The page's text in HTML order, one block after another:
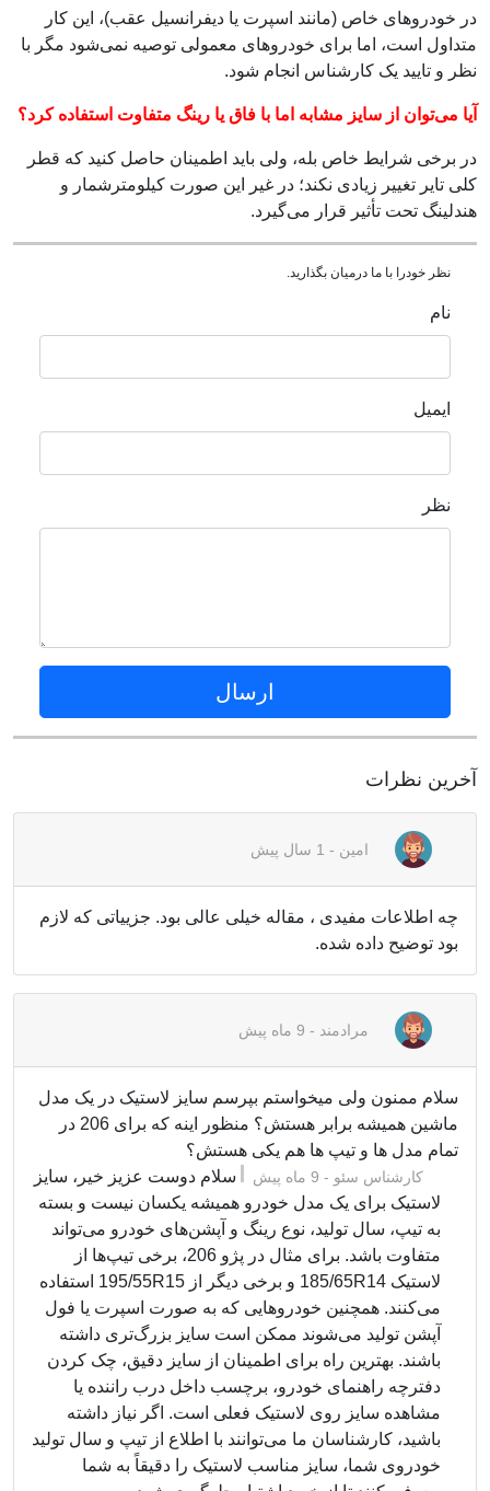
در خودروهای خاص (مانند اسپرت یا دیفرانسیل عقب)، این کار
متداول است، اما برای خودروهای معمولی توصیه نمی‌شود مگر با
نظر و تایید یک کارشناس انجام شود.
آیا می‌توان از سایز مشابه اما با فاق یا رینگ متفاوت استفاده کرد؟
در برخی شرایط خاص بله، ولی باید اطمینان حاصل کنید که قطر
کلی تایر تغییر زیادی نکند؛ در غیر این صورت کیلومترشمار و
هندلینگ تحت تأثیر قرار می‌گیرد.
نظر خودرا با ما درمیان بگذارید.
نام
ایمیل
نظر
ارسال
آخرین نظرات
امین - 1 سال پیش
چه اطلاعات مفیدی ، مقاله خیلی عالی بود. جزییاتی که لازم
بود توضیح داده شده.
مرادمند - 9 ماه پیش
سلام ممنون ولی میخواستم بپرسم سایز لاستیک در یک مدل
ماشین همیشه برابر هستش؟ منظور اینه که برای 206 در
تمام مدل ها و تیپ ها هم یکی هستش؟
کارشناس سئو - 9 ماه پیش
سلام دوست عزیز خیر، سایز
لاستیک برای یک مدل خودرو همیشه یکسان نیست و بسته
به تیپ، سال تولید، نوع رینگ و آپشن‌های خودرو می‌تواند
متفاوت باشد. برای مثال در پژو 206، برخی تیپ‌ها از
لاستیک 185/65R14 و برخی دیگر از 195/55R15 استفاده
می‌کنند. همچنین خودروهایی که به صورت اسپرت یا فول
آپشن تولید می‌شوند ممکن است سایز بزرگ‌تری داشته
باشند. بهترین راه برای اطمینان از سایز دقیق، چک کردن
دفترچه راهنمای خودرو، برچسب داخل درب راننده یا
مشاهده سایز روی لاستیک فعلی است. اگر نیاز داشته
باشید، کارشناسان ما می‌توانند با اطلاع از تیپ و سال تولید
خودروی شما، سایز مناسب لاستیک را دقیقاً به شما